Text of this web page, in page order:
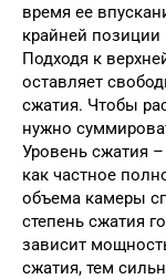
время ее
крайней
Подходя к
оставляет
сжатия. Чтобы
нужно
Уровень сжатия –
как частное
объема камеры
степень сжатия
зависит
сжатия, тем